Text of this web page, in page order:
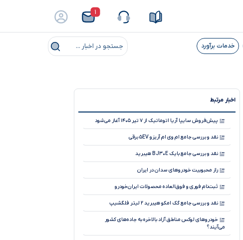
۱
خدمات برآورد جستجو در اخبار ...
اخبار مرتبط
پیش‌فروش سایپا آریا اتوماتیک از ۷ تیر ۱۴۰۵ آغاز می‌شود
نقد و بررسی جامع ام وی ام آریزو ۵EV برقی
نقد و بررسی جامع بایک BJ۳۰E هیبرید
راز محبوبیت خودروهای سدان در ایران
ثبت‌نام فوری و فوق‌العاده محصولات ایران‌خودرو
نقد و بررسی جامع گک امکو هیبرید ۲ لیتر فلگشیپ
خودروهای لوکس مناطق آزاد بالاخره به جاده‌های کشور
می‌آیند؟